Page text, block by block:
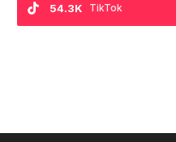
TikTok
54.3K